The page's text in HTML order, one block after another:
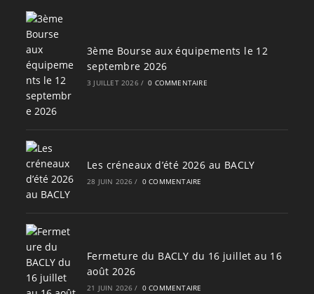
3ème Bourse aux équipements le 12
septembre 2026
3 JUILLET 2026 / 0 COMMENTAIRE
Les créneaux d’été 2026 au BACLY
28 JUIN 2026 / 0 COMMENTAIRE
Fermeture du BACLY du 16 juillet au 16
août 2026
21 JUIN 2026 / 0 COMMENTAIRE